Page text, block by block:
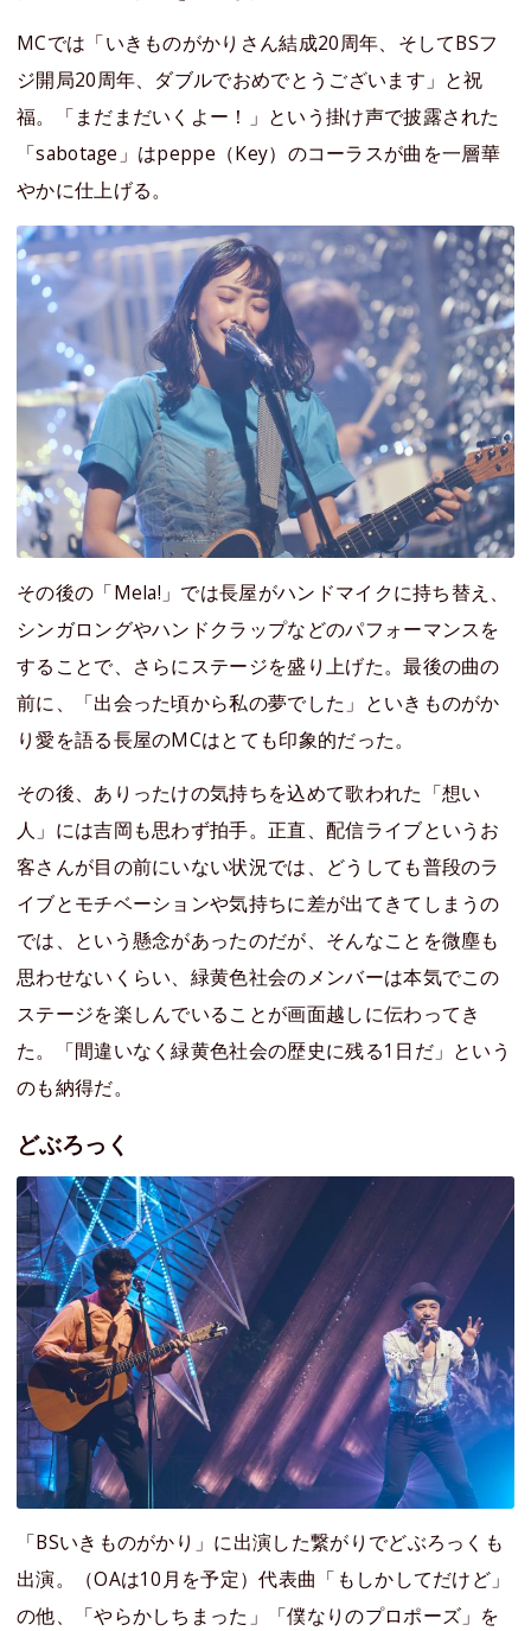
MCでは「いきものがかりさん結成20周年、そしてBSフ
ジ開局20周年、ダブルでおめでとうございます」と祝
福。「まだまだいくよー！」という掛け声で披露された
「sabotage」はpeppe（Key）のコーラスが曲を一層華
やかに仕上げる。
その後の「Mela!」では長屋がハンドマイクに持ち替え、
シンガロングやハンドクラップなどのパフォーマンスを
することで、さらにステージを盛り上げた。最後の曲の
前に、「出会った頃から私の夢でした」といきものがか
り愛を語る長屋のMCはとても印象的だった。
その後、ありったけの気持ちを込めて歌われた「想い
人」には吉岡も思わず拍手。正直、配信ライブというお
客さんが目の前にいない状況では、どうしても普段のラ
イブとモチベーションや気持ちに差が出てきてしまうの
では、という懸念があったのだが、そんなことを微塵も
思わせないくらい、緑黄色社会のメンバーは本気でこの
ステージを楽しんでいることが画面越しに伝わってき
た。「間違いなく緑黄色社会の歴史に残る1日だ」という
のも納得だ。
どぶろっく
「BSいきものがかり」に出演した繋がりでどぶろっくも
出演。（OAは10月を予定）代表曲「もしかしてだけど」
の他、「やらかしちまった」「僕なりのプロポーズ」を